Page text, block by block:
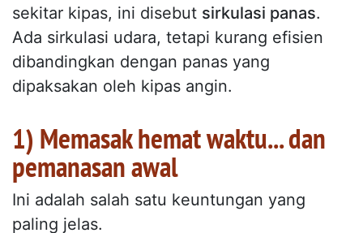
sekitar kipas, ini disebut sirkulasi panas.
Ada sirkulasi udara, tetapi kurang efisien
dibandingkan dengan panas yang
dipaksakan oleh kipas angin.
1) Memasak hemat waktu... dan
pemanasan awal
Ini adalah salah satu keuntungan yang
paling jelas.